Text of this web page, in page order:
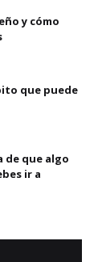
y cómo
que puede
de que algo
ir a